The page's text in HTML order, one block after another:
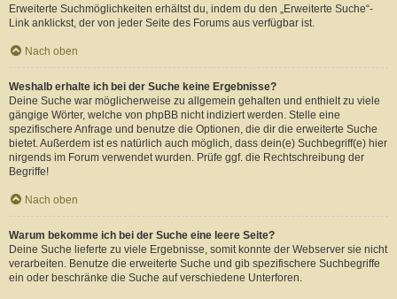
Erweiterte Suchmöglichkeiten erhältst du, indem du den „Erweiterte Suche“-
Link anklickst, der von jeder Seite des Forums aus verfügbar ist.
Nach oben
Weshalb erhalte ich bei der Suche keine Ergebnisse?
Deine Suche war möglicherweise zu allgemein gehalten und enthielt zu viele
gängige Wörter, welche von phpBB nicht indiziert werden. Stelle eine
spezifischere Anfrage und benutze die Optionen, die dir die erweiterte Suche
bietet. Außerdem ist es natürlich auch möglich, dass dein(e) Suchbegriff(e) hier
nirgends im Forum verwendet wurden. Prüfe ggf. die Rechtschreibung der
Begriffe!
Nach oben
Warum bekomme ich bei der Suche eine leere Seite?
Deine Suche lieferte zu viele Ergebnisse, somit konnte der Webserver sie nicht
verarbeiten. Benutze die erweiterte Suche und gib spezifischere Suchbegriffe
ein oder beschränke die Suche auf verschiedene Unterforen.